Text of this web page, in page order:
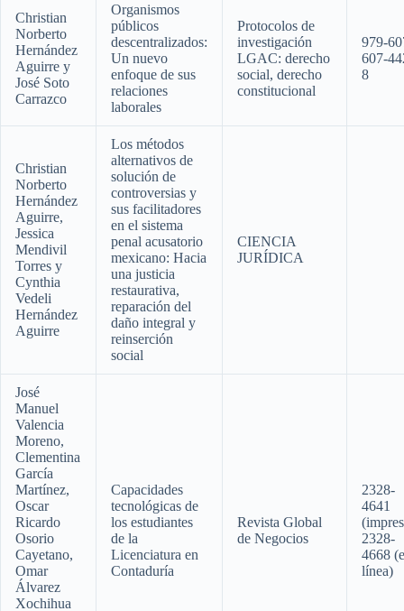
Christian
Norberto
Hernández
Aguirre y
José Soto
Carrazco
Organismos
públicos
descentralizados:
Un nuevo
enfoque de sus
relaciones
laborales
Protocolos de
investigación
LGAC: derecho
social, derecho
constitucional
979-
607-
8
Christian
Norberto
Hernández
Aguirre,
Jessica
Mendivil
Torres y
Cynthia
Vedeli
Hernández
Aguirre
Los métodos
alternativos de
solución de
controversias y
sus facilitadores
en el sistema
penal acusatorio
mexicano: Hacia
una justicia
restaurativa,
reparación del
daño integral y
reinserción
social
CIENCIA
JURÍDICA
José
Manuel
Valencia
Moreno,
Clementina
García
Martínez,
Oscar
Ricardo
Osorio
Cayetano,
Omar
Álvarez
Xochihua
Capacidades
tecnológicas de
los estudiantes
de la
Licenciatura en
Contaduría
Revista Global
de Negocios
2328-
4641
2328-
4668
línea)